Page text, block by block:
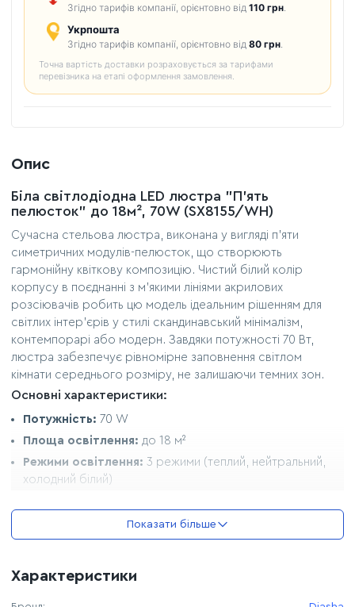
Згідно тарифів компанії, орієнтовно від 110 грн
Укрпошта
Згідно тарифів компанії, орієнтовно від 80 грн
Точна вартість доставки розраховується за тарифами
перевізника на етапі оформлення замовлення.
Опис
Біла світлодіодна LED люстра "П'ять
пелюсток" до 18м², 70W (SX8155/WH)
Сучасна стельова люстра, виконана у вигляді п’яти
симетричних модулів-пелюсток, що створюють
гармонійну квіткову композицію. Чистий білий колір
корпусу в поєднанні з м’якими лініями акрилових
розсіювачів робить цю модель ідеальним рішенням для
світлих інтер’єрів у стилі скандинавський мінімалізм,
контемпорарі або модерн. Завдяки потужності 70 Вт,
люстра забезпечує рівномірне заповнення світлом
кімнати середнього розміру, не залишаючи темних зон.
Основні характеристики:
Потужність: 70 W
Площа освітлення: до 18 м²
Режими освітлення: 3 режими (теплий, нейтральний,
холодний білий)
Матеріал плафонів:високоякісний акрил (soft light)
Колір корпусу:білий
включаючи натяжні)
Показати більше
Характеристики